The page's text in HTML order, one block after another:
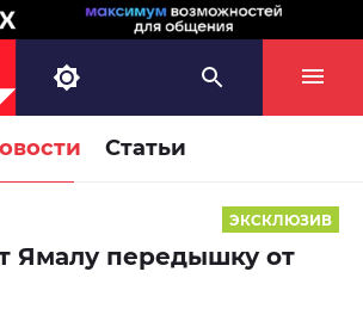
Статьи
ЭКСКЛЮЗИВ
Ямалу передышку от